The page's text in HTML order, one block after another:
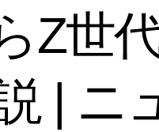
Z世
| ニ